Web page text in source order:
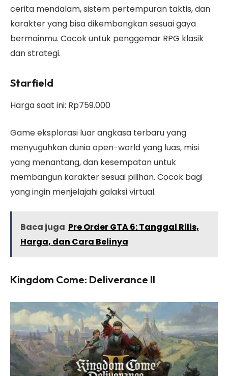
cerita mendalam, sistem pertempuran taktis, dan
karakter yang bisa dikembangkan sesuai gaya
bermainmu. Cocok untuk penggemar RPG klasik
dan strategi.
Starfield
Harga saat ini: Rp759.000
Game eksplorasi luar angkasa terbaru yang
menyuguhkan dunia open-world yang luas, misi
yang menantang, dan kesempatan untuk
membangun karakter sesuai pilihan. Cocok bagi
yang ingin menjelajahi galaksi virtual.
Baca juga Pre Order GTA 6: Tanggal Rilis,
Harga, dan Cara Belinya
Kingdom Come: Deliverance II